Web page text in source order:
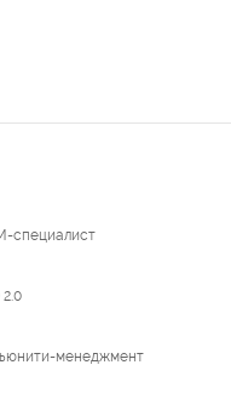
специалист
2.0
менеджмент